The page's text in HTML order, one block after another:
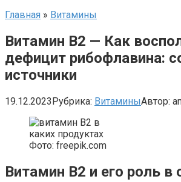
Главная » Витамины
Витамин B2 — Как
дефицит рибофлавина:
источники
19.12.2023Рубрика: ВитаминыАвтор:
Фото: freepik.com
Витамин B2 и его роль в